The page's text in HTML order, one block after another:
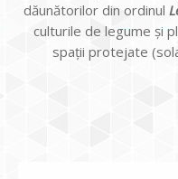
dăunătorilor din ordinul
culturile de legume și
spații protejate